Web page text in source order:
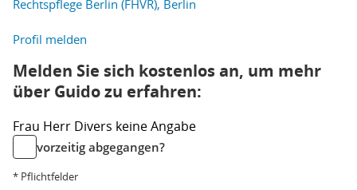
Rechtspflege Berlin (FHVR), Berlin
Profil melden
Melden Sie sich kostenlos an, um mehr
über Guido zu erfahren:
Frau Herr Divers keine Angabe
vorzeitig abgegangen?
* Pflichtfelder